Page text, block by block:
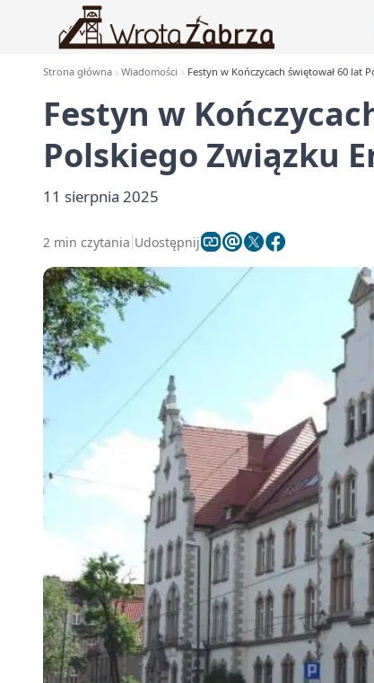
Strona główna Wiadomości Festyn w Kończycach świętował 60 lat
Festyn w
Polskiego Związku
11 sierpnia 2025
2 min czytania Udostępnij